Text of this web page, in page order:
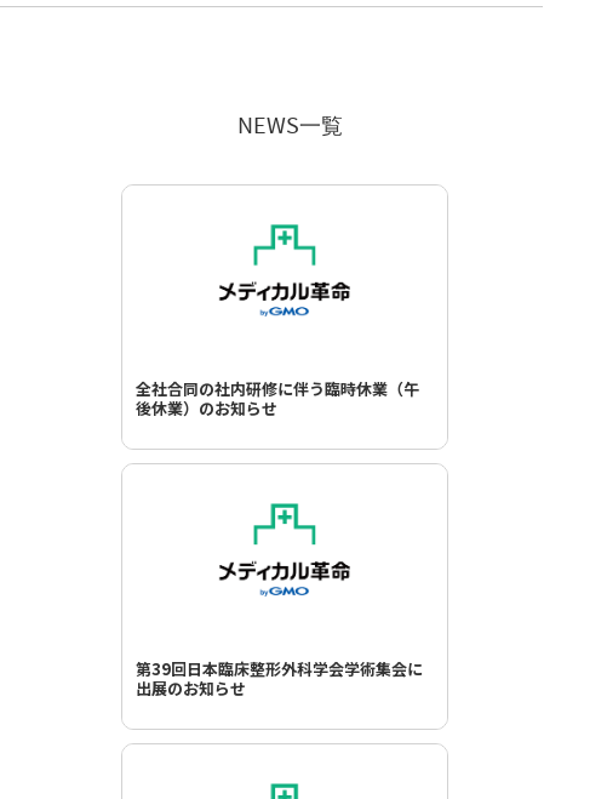
NEWS一覧
全社合同の社内研修に伴う臨時休業（午
後休業）のお知らせ
第39回日本臨床整形外科学会学術集会に
出展のお知らせ